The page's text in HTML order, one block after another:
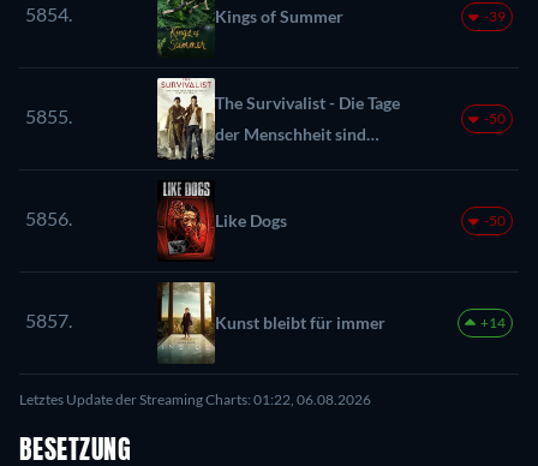
5854. Kings of Summer -39
5855.
The Survivalist - Die Tage
der Menschheit sind
gezählt
-50
5856. Like Dogs -50
5857. Kunst bleibt für immer +14
Letztes Update der Streaming Charts: 01:22, 06.08.2026
BESETZUNG